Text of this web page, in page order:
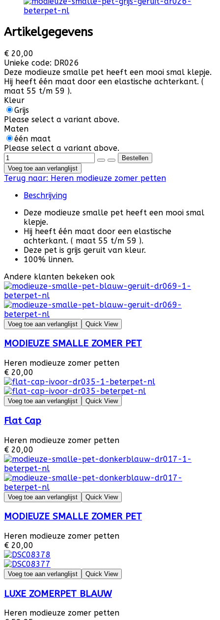
Artikelgegevens
€ 20,00
Unieke code: DR026
Deze modieuze smalle pet heeft een mooi smal klepje.
Hij heeft één maat door een elastische achterkant. (
maat 55 t/m 59 ).
Kleur
Grijs
Please select a variant above.
Maten
één maat
Please select a variant above.
Voeg toe aan verlanglijst
Terug naar: Heren modieuze zomer petten
Beschrijving
Deze modieuze smalle pet heeft een mooi smal
klepje.
Hij heeft één maat door een elastische
achterkant. ( maat 55 t/m 59 ).
Deze pet is grijs geruit van kleur.
100% linnen.
Andere klanten bekeken ook
Voeg toe aan verlanglijst Quick View
MODIEUZE SMALLE ZOMER PET
Heren modieuze zomer petten
€ 20,00
Voeg toe aan verlanglijst Quick View
Flat Cap
Heren modieuze zomer petten
€ 20,00
Voeg toe aan verlanglijst Quick View
MODIEUZE SMALLE ZOMER PET
Heren modieuze zomer petten
€ 20,00
Voeg toe aan verlanglijst Quick View
LUXE ZOMERPET BLAUW
Heren modieuze zomer petten